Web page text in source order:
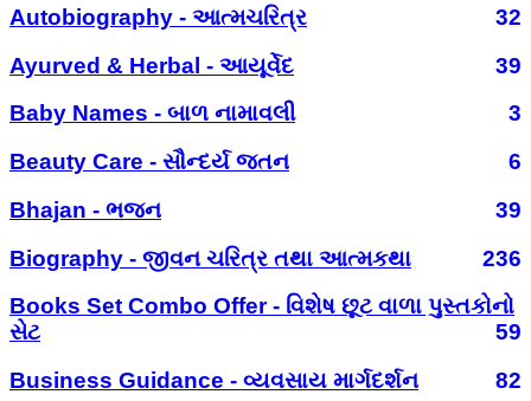
Autobiography - આત્મચરિત્ર
32
Ayurved & Herbal - આયૂર્વેદ
39
Baby Names - બાળ નામાવલી
3
Beauty Care - સૌન્દર્ય જતન
6
Bhajan - ભજન
39
Biography - જીવન ચરિત્ર તથા આત્મકથા
236
Books Set Combo Offer - વિશેષ છૂટ વાળા પુસ્તકોનો
સેટ
59
Business Guidance - વ્યવસાય માર્ગદર્શન
82